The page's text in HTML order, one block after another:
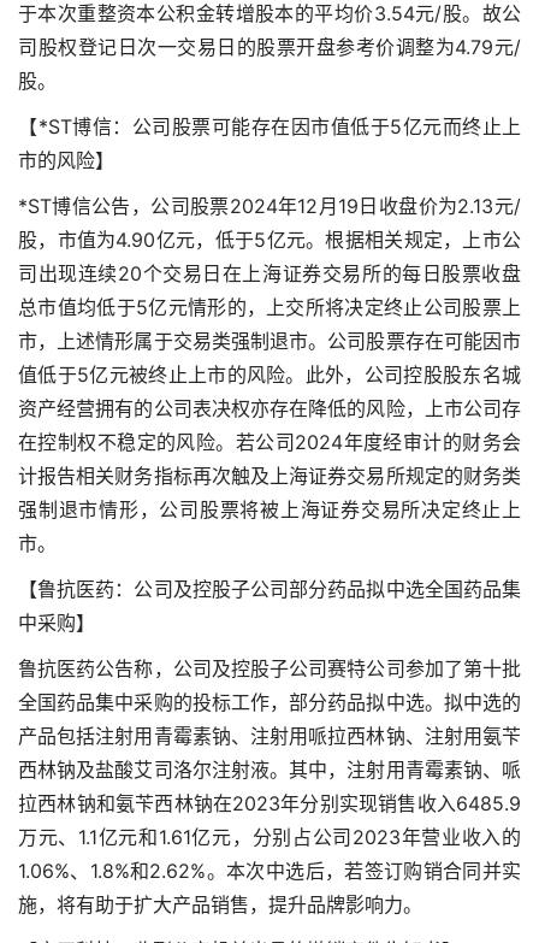
于本次重整资本公积金转增股本的平均价3.54元/股。故公
司股权登记日次一交易日的股票开盘参考价调整为4.79元/
股。
【*ST博信：公司股票可能存在因市值低于5亿元而终止上
市的风险】
*ST博信公告，公司股票2024年12月19日收盘价为2.13元/
股，市值为4.90亿元，低于5亿元。根据相关规定，上市公
司出现连续20个交易日在上海证券交易所的每日股票收盘
总市值均低于5亿元情形的，上交所将决定终止公司股票上
市，上述情形属于交易类强制退市。公司股票存在可能因市
值低于5亿元被终止上市的风险。此外，公司控股股东名城
资产经营拥有的公司表决权亦存在降低的风险，上市公司存
在控制权不稳定的风险。若公司2024年度经审计的财务会
计报告相关财务指标再次触及上海证券交易所规定的财务类
强制退市情形，公司股票将被上海证券交易所决定终止上
市。
【鲁抗医药：公司及控股子公司部分药品拟中选全国药品集
中采购】
鲁抗医药公告称，公司及控股子公司赛特公司参加了第十批
全国药品集中采购的投标工作，部分药品拟中选。拟中选的
产品包括注射用青霉素钠、注射用哌拉西林钠、注射用氨苄
西林钠及盐酸艾司洛尔注射液。其中，注射用青霉素钠、哌
拉西林钠和氨苄西林钠在2023年分别实现销售收入6485.9
万元、1.1亿元和1.61亿元，分别占公司2023年营业收入的
1.06%、1.8%和2.62%。本次中选后，若签订购销合同并实
施，将有助于扩大产品销售，提升品牌影响力。